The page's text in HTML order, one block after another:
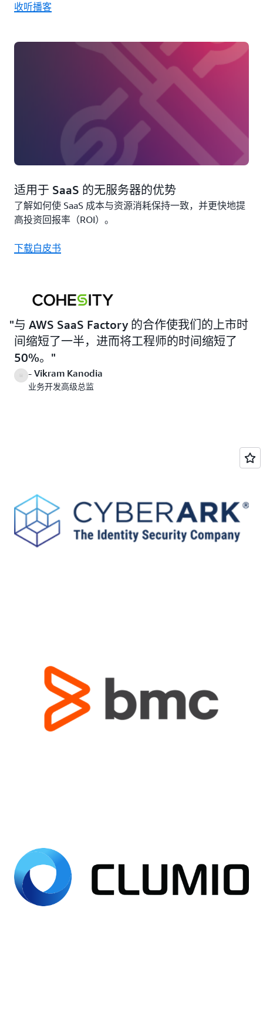
收听播客
适用于 SaaS 的无服务器的优势
了解如何使 SaaS 成本与资源消耗保持一致，并更快地提
高投资回报率（ROI）。
下载白皮书
与 AWS SaaS Factory 的合作使我们的上市时
间缩短了一半，进而将工程师的时间缩短了
50%。
- Vikram Kanodia
业务开发高级总监